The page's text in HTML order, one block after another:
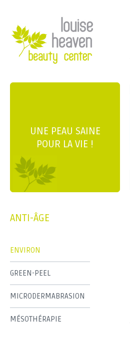
UNE PEAU SAINE
POUR LA VIE !
ANTI-ÂGE
ENVIRON
GREEN-PEEL
MICRODERMABRASION
MÉSOTHÉRAPIE